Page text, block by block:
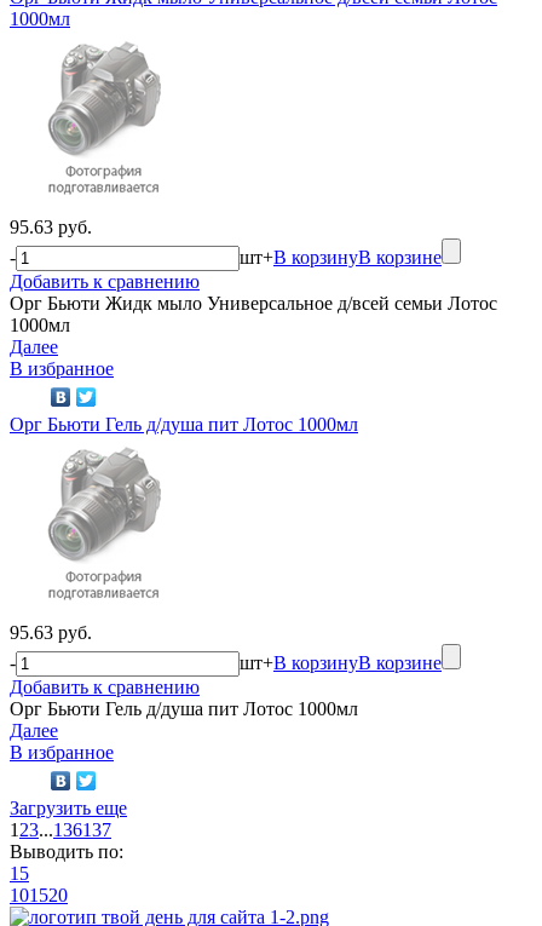
1000мл
95.63 руб.
-
шт+В корзинуВ корзине
Добавить к сравнению
Орг Бьюти Жидк мыло Универсальное д/всей семьи Лотос
1000мл
Далее
В избранное
Орг Бьюти Гель д/душа пит Лотос 1000мл
95.63 руб.
-
шт+В корзинуВ корзине
Добавить к сравнению
Орг Бьюти Гель д/душа пит Лотос 1000мл
Далее
В избранное
Загрузить еще
1 23...136137
Выводить по:
15
101520